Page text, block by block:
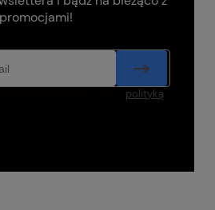
promocjami!
polityką